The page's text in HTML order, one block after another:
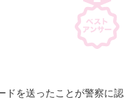
ドを送ったことが警察に認